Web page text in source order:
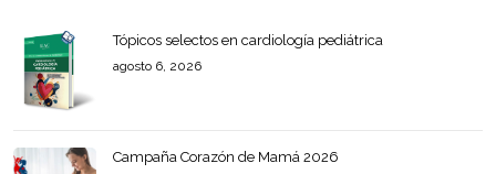
Tópicos selectos en cardiología pediátrica
agosto 6, 2026
Campaña Corazón de Mamá 2026